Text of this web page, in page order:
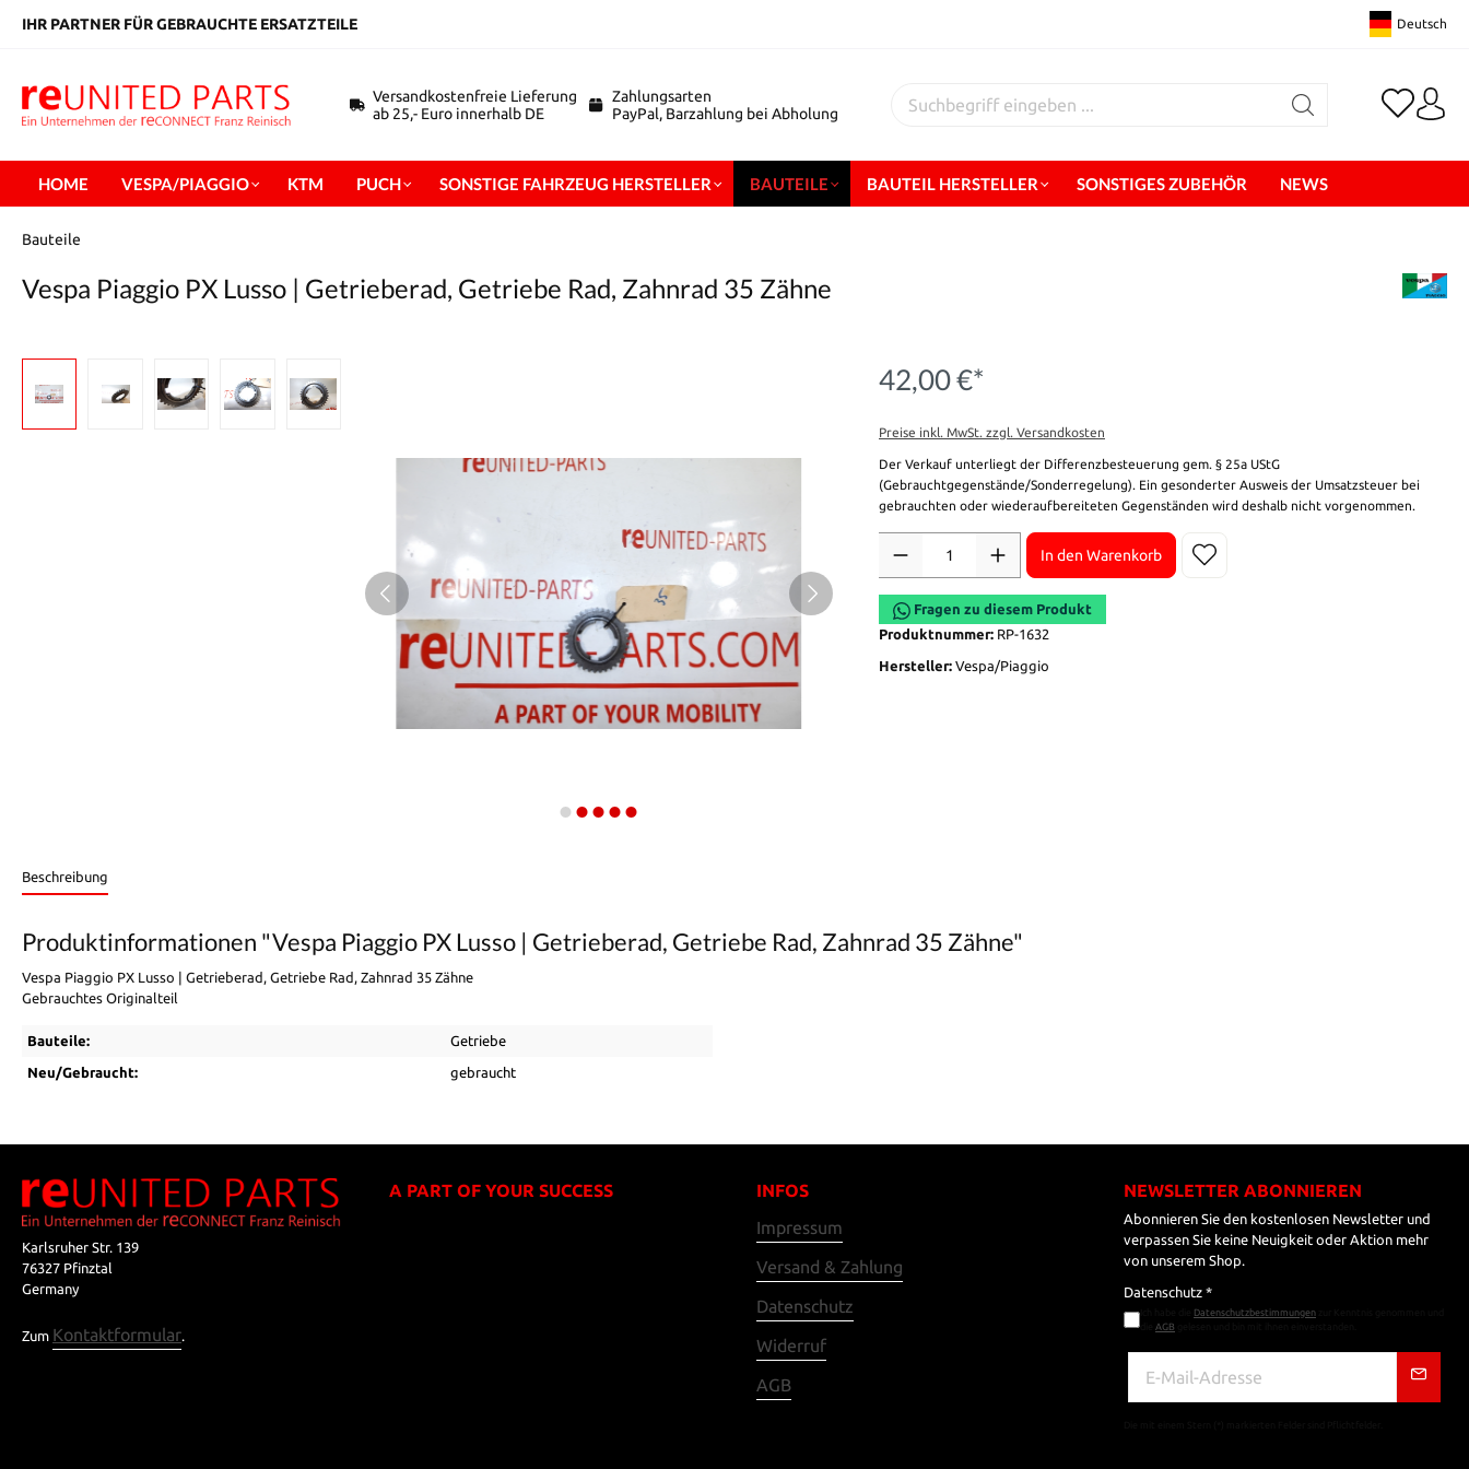
springen
IHR PARTNER FÜR GEBRAUCHTE ERSATZTEILE Deutsch
Versandkostenfreie Lieferung
ab 25,- Euro innerhalb DE
Zahlungsarten
PayPal, Barzahlung bei Abholung
HOME VESPA/PIAGGIO KTM PUCH SONSTIGE FAHRZEUG HERSTELLER BAUTEILE BAUTEIL HERSTELLER SONSTIGES ZUBEHÖR NEWS
Bauteile
Vespa Piaggio PX Lusso | Getrieberad, Getriebe Rad, Zahnrad 35 Zähne
42,00 €*
Preise inkl. MwSt. zzgl. Versandkosten
Der Verkauf unterliegt der Differenzbesteuerung gem. § 25a UStG
(Gebrauchtgegenstände/Sonderregelung). Ein gesonderter Ausweis der Umsatzsteuer bei
gebrauchten oder wiederaufbereiteten Gegenständen wird deshalb nicht vorgenommen.
In den Warenkorb
Fragen zu diesem Produkt
Produktnummer: RP-1632
Hersteller: Vespa/Piaggio
Beschreibung
Produktinformationen "Vespa Piaggio PX Lusso | Getrieberad, Getriebe Rad, Zahnrad 35 Zähne"
Vespa Piaggio PX Lusso | Getrieberad, Getriebe Rad, Zahnrad 35 Zähne
Gebrauchtes Originalteil
Bauteile: Getriebe
Neu/Gebraucht: gebraucht
Karlsruher Str. 139
76327 Pfinztal
Germany
Zum Kontaktformular.
A PART OF YOUR SUCCESS
INFOS
Impressum
Versand & Zahlung
Datenschutz
Widerruf
AGB
NEWSLETTER ABONNIEREN
Abonnieren Sie den kostenlosen Newsletter und
verpassen Sie keine Neuigkeit oder Aktion mehr
von unserem Shop.
Datenschutz *
Datenschutzbestimmungen
AGB